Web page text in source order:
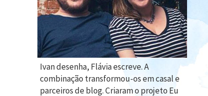
Ivan desenha, Flávia escreve. A
combinação transformou-os em casal e
parceiros de blog. Criaram o projeto Eu